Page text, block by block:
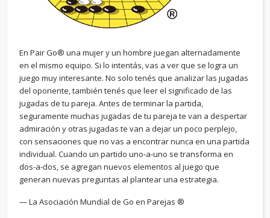
En Pair Go® una mujer y un hombre juegan alternadamente
en el mismo equipo. Si lo intentás, vas a ver que se logra un
juego muy interesante. No solo tenés que analizar las jugadas
del oponente, también tenés que leer el significado de las
jugadas de tu pareja. Antes de terminar la partida,
seguramente muchas jugadas de tu pareja te van a despertar
admiración y otras jugadas te van a dejar un poco perplejo,
con sensaciones que no vas a encontrar nunca en una partida
individual. Cuando un partido uno-a-uno se transforma en
dos-a-dos, se agregan nuevos elementos al juego que
generan nuevas preguntas al plantear una estrategia.
— La Asociación Mundial de Go en Parejas ®